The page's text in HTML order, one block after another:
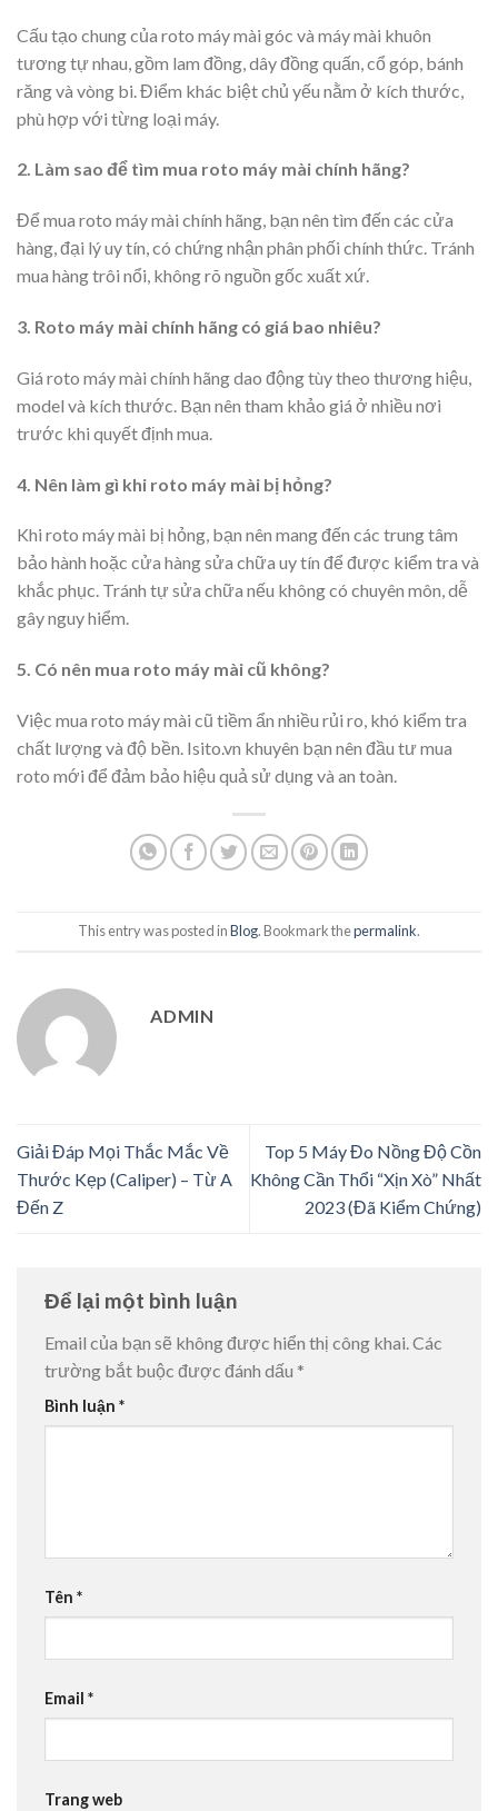
Cấu tạo chung của roto máy mài góc và máy mài khuôn
tương tự nhau, gồm lam đồng, dây đồng quấn, cổ góp, bánh
răng và vòng bi. Điểm khác biệt chủ yếu nằm ở kích thước,
phù hợp với từng loại máy.
2. Làm sao để tìm mua roto máy mài chính hãng?
Để mua roto máy mài chính hãng, bạn nên tìm đến các cửa
hàng, đại lý uy tín, có chứng nhận phân phối chính thức. Tránh
mua hàng trôi nổi, không rõ nguồn gốc xuất xứ.
3. Roto máy mài chính hãng có giá bao nhiêu?
Giá roto máy mài chính hãng dao động tùy theo thương hiệu,
model và kích thước. Bạn nên tham khảo giá ở nhiều nơi
trước khi quyết định mua.
4. Nên làm gì khi roto máy mài bị hỏng?
Khi roto máy mài bị hỏng, bạn nên mang đến các trung tâm
bảo hành hoặc cửa hàng sửa chữa uy tín để được kiểm tra và
khắc phục. Tránh tự sửa chữa nếu không có chuyên môn, dễ
gây nguy hiểm.
5. Có nên mua roto máy mài cũ không?
Việc mua roto máy mài cũ tiềm ẩn nhiều rủi ro, khó kiểm tra
chất lượng và độ bền. Isito.vn khuyên bạn nên đầu tư mua
roto mới để đảm bảo hiệu quả sử dụng và an toàn.
This entry was posted inBlog. Bookmark thepermalink.
ADMIN
Giải Đáp Mọi Thắc Mắc Về
Thước Kẹp (Caliper) – Từ A
Đến Z
Top 5 Máy Đo Nồng Độ Cồn
Không Cần Thổi “Xịn Xò” Nhất
2023 (Đã Kiểm Chứng)
Để lại một bình luận
Email của bạn sẽ không được hiển thị công khai.Các
trường bắt buộc được đánh dấu *
Bình luận *
Tên *
Email *
Trang web